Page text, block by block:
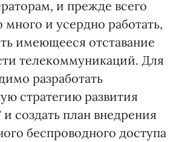
и прежде всего
и усердно работать,
имеющееся отставание
телекоммуникаций. Для
разработать
стратегию развития
создать план внедрения
беспроводного доступа